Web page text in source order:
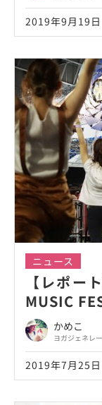
2019年9月19日
ニュース
【レポー
MUSIC
かめこ
ヨガジェネレ
2019年7月25日